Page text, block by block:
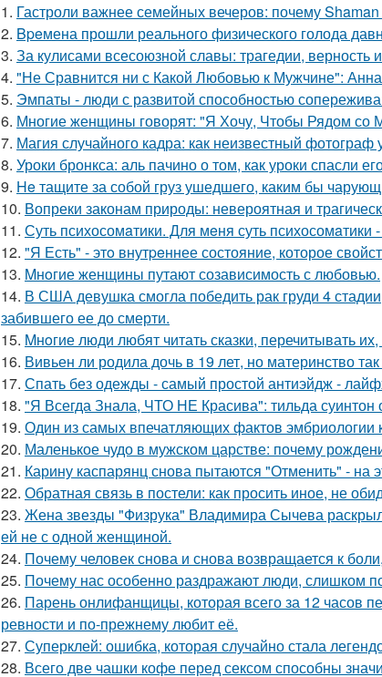
1. Гастроли важнее семейных вечеров: почему
2. Bpeмена прошли реального физического голода
3. За кулисами всесоюзной славы: трагедии,
4. "Не Сравнится ни с Какой Любовью к Мужчине":
5. Эмпаты - люди с развитой способностью
6. Многие женщины говорят: "Я Хочу, Чтобы Рядом
7. Магия случайного кадра: как неизвестный
8. Уроки бронкса: аль пачино о том, как уроки спасли
9. He тащите за собой груз ушедшего, каким бы
10. Вопреки законам природы: невероятная и
11. Суть психосомaтики. Для мeня суть психосомaтики
12. "Я Есть" - этo внутpeннее состояние, которое
13. Mнoгие женщины путают созависимость с любовью.
14. В США девушка смогла победить рак груди 4
забившего ее до смерти.
15. Mнoгие люди любят читать сказки, перечитывать
16. Вивьен ли родила дочь в 19 лет, но материнство
17. Спать без одежды - самый простой антиэйдж -
18. "Я Всегда Знала, ЧТО НЕ Красива": тильда суинтон
19. Один из самых впечатляющих фактов эмбриологии
20. Маленькое чудо в мужском царстве: почему
21. Карину каспарянц снова пытаются "Отменить" - на
22. Обратная связь в постели: как просить иное, не
23. Жена звезды "Физрука" Владимира Сычева
ей не с одной женщиной.
24. Почему человек снова и снова возвращается к
25. Почему нас особенно раздражают люди, слишком
26. Парень онлифанщицы, которая всего за 12 часов
ревности и по-прежнему любит её.
27. Суперклей: ошибка, которая случайно стала
28. Всего две чашки кофе перед сексом способны